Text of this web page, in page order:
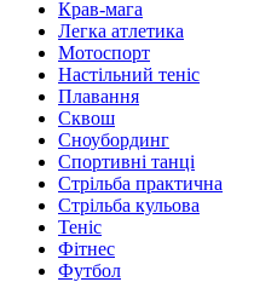
Крав-мага
Легка атлетика
Мотоспорт
Настільний теніс
Плавання
Сквош
Сноубординг
Спортивні танці
Стрільба практична
Стрільба кульова
Теніс
Фітнес
Футбол